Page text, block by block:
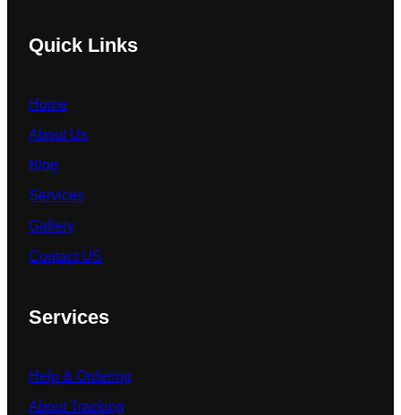
Quick Links
Home
About Us
Blog
Services
Gallery
Contact US
Services
Help & Ordering
About Tracking